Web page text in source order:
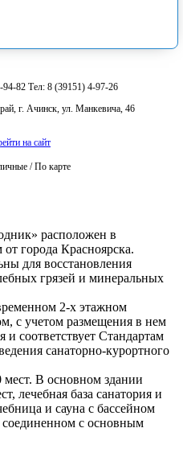
94-82 Тел: 8 (39151) 4-97-26
г. Ачинск, ул. Манкевича, 46
на сайт
/ По карте
расположен в
города Красноярска.
для восстановления
грязей и минеральных
2-х этажном
с учетом размещения в нем
соответствует Стандартам
санаторно-курортного
мест. В основном здании
лечебная база санатория и
и сауна с бассейном
соединенном с основным